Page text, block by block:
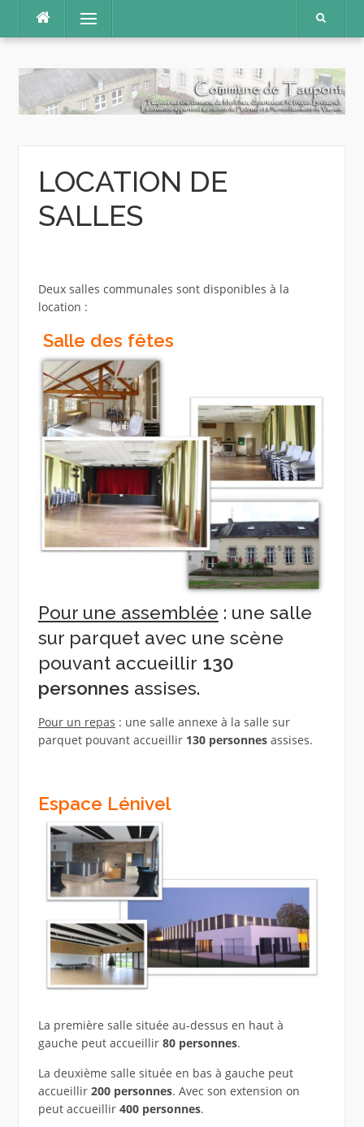
contenu
Menu
LOCATION DE
SALLES
Deux salles communales sont disponibles à la
location :
Salle des fêtes
Pour une assemblée : une salle
sur parquet avec une scène
pouvant accueillir 130
personnes assises.
Pour un repas : une salle annexe à la salle sur
parquet pouvant accueillir 130 personnesassises.
Espace Lénivel
La première salle située au-dessus en haut à
gauche peut accueillir 80 personnes.
La deuxième salle située en bas à gauche peut
accueillir 200 personnes. Avec son extension on
peut accueillir 400 personnes.